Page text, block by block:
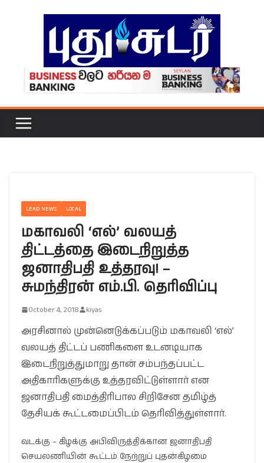
LEAD NEWS LOCAL
மகாவலி ‘எல்’ வலயத்
திட்டத்தை இடைநிறுத்த
ஜனாதிபதி உத்தரவு! –
சுமந்திரன் எம்.பி. தெரிவிப்பு
October 4, 2018 kiyas
அரசினால் முன்னெடுக்கப்படும் மகாவலி ‘எல்’
வலயத் திட்டப் பணிகளை உடனடியாக
இடைநிறுத்துமாறு தான் சம்பந்தப்பட்ட
அதிகாரிகளுக்கு உத்தரவிட்டுள்ளார் என
ஜனாதிபதி மைத்திரிபால சிறிசேன தமிழ்த்
தேசியக் கூட்டமைப்பிடம் தெரிவித்துள்ளார்.
வடக்கு – கிழக்கு அபிவிருத்திக்கான ஜனாதிபதி
செயலணியின் கூட்டம் நேற்றுப் புதன்கிழமை